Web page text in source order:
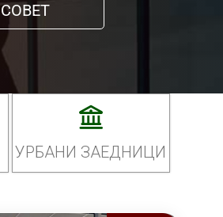
СОВЕТ
УРБАНИ ЗАЕДНИЦИ